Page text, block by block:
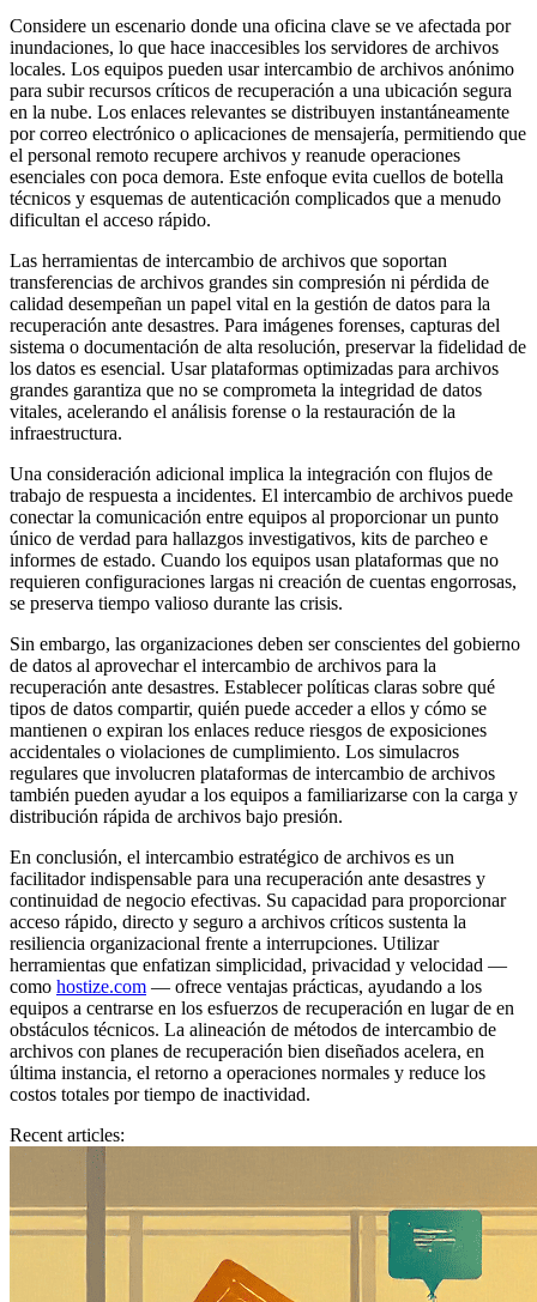
Considere un escenario donde una oficina clave se ve afectada por
inundaciones, lo que hace inaccesibles los servidores de archivos
locales. Los equipos pueden usar intercambio de archivos anónimo
para subir recursos críticos de recuperación a una ubicación segura
en la nube. Los enlaces relevantes se distribuyen instantáneamente
por correo electrónico o aplicaciones de mensajería, permitiendo que
el personal remoto recupere archivos y reanude operaciones
esenciales con poca demora. Este enfoque evita cuellos de botella
técnicos y esquemas de autenticación complicados que a menudo
dificultan el acceso rápido.
Las herramientas de intercambio de archivos que soportan
transferencias de archivos grandes sin compresión ni pérdida de
calidad desempeñan un papel vital en la gestión de datos para la
recuperación ante desastres. Para imágenes forenses, capturas del
sistema o documentación de alta resolución, preservar la fidelidad de
los datos es esencial. Usar plataformas optimizadas para archivos
grandes garantiza que no se comprometa la integridad de datos
vitales, acelerando el análisis forense o la restauración de la
infraestructura.
Una consideración adicional implica la integración con flujos de
trabajo de respuesta a incidentes. El intercambio de archivos puede
conectar la comunicación entre equipos al proporcionar un punto
único de verdad para hallazgos investigativos, kits de parcheo e
informes de estado. Cuando los equipos usan plataformas que no
requieren configuraciones largas ni creación de cuentas engorrosas,
se preserva tiempo valioso durante las crisis.
Sin embargo, las organizaciones deben ser conscientes del gobierno
de datos al aprovechar el intercambio de archivos para la
recuperación ante desastres. Establecer políticas claras sobre qué
tipos de datos compartir, quién puede acceder a ellos y cómo se
mantienen o expiran los enlaces reduce riesgos de exposiciones
accidentales o violaciones de cumplimiento. Los simulacros
regulares que involucren plataformas de intercambio de archivos
también pueden ayudar a los equipos a familiarizarse con la carga y
distribución rápida de archivos bajo presión.
En conclusión, el intercambio estratégico de archivos es un
facilitador indispensable para una recuperación ante desastres y
continuidad de negocio efectivas. Su capacidad para proporcionar
acceso rápido, directo y seguro a archivos críticos sustenta la
resiliencia organizacional frente a interrupciones. Utilizar
herramientas que enfatizan simplicidad, privacidad y velocidad —
como hostize.com — ofrece ventajas prácticas, ayudando a los
equipos a centrarse en los esfuerzos de recuperación en lugar de en
obstáculos técnicos. La alineación de métodos de intercambio de
archivos con planes de recuperación bien diseñados acelera, en
última instancia, el retorno a operaciones normales y reduce los
costos totales por tiempo de inactividad.
Recent articles: